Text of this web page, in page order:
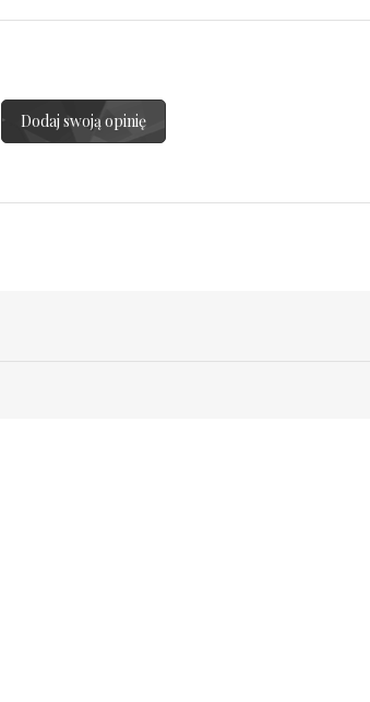
Dodaj swoją opinię